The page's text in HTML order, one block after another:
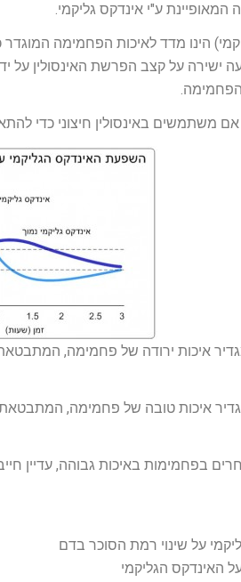
ע"י אינדקס גליקמי.
הינו מדד לאיכות הפחמימה
ישירה על קצב הפרשת האינסולין על
משתמשים באינסולין חיצוני כדי
איכות ירודה של פחמימה, המתבטאת
איכות טובה של פחמימה,
בפחמימות באיכות גבוהה, עדיין
על שינוי רמת הסוכר בדם
האינדקס הגליקמי